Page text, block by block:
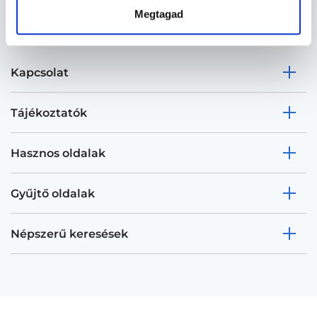
Megtagad
Kapcsolat
Tájékoztatók
Hasznos oldalak
Gyűjtő oldalak
Népszerű keresések